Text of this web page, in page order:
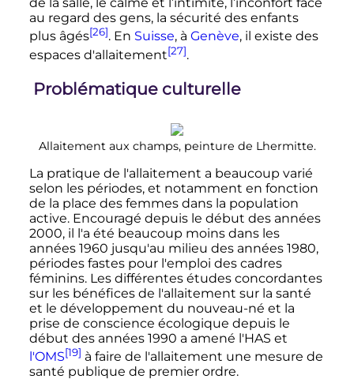
au regard des gens, la sécurité des enfants
plus âgés[26]. En Suisse, à Genève, il existe des
espaces d'allaitement[27].
Problématique culturelle
Allaitement aux champs, peinture de Lhermitte.
La pratique de l'allaitement a beaucoup varié
selon les périodes, et notamment en fonction
de la place des femmes dans la population
active. Encouragé depuis le début des années
2000, il l'a été beaucoup moins dans les
années 1960 jusqu'au milieu des années 1980,
périodes fastes pour l'emploi des cadres
féminins. Les différentes études concordantes
sur les bénéfices de l'allaitement sur la santé
et le développement du nouveau-né et la
prise de conscience écologique depuis le
début des années 1990 a amené l'HAS et
l'OMS[19] à faire de l'allaitement une mesure de
santé publique de premier ordre.